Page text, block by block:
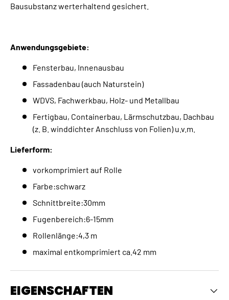
Bausubstanz werterhaltend gesichert.
Anwendungsgebiete:
Fensterbau, Innenausbau
Fassadenbau (auch Naturstein)
WDVS, Fachwerkbau, Holz- und Metallbau
Fertigbau, Containerbau, Lärmschutzbau, Dachbau
(z. B. winddichter Anschluss von Folien) u.v.m.
Lieferform:
vorkomprimiert auf Rolle
Farbe:schwarz
Schnittbreite:30mm
Fugenbereich:6-15mm
Rollenlänge:4,3 m
maximal entkomprimiert ca.42 mm
EIGENSCHAFTEN